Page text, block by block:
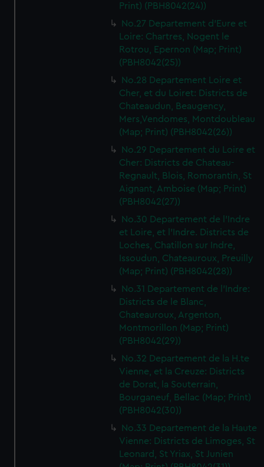
Print) (PBH8042(24))
No.27 Departement d'Eure et
Loire: Chartres, Nogent le
Rotrou, Epernon (Map; Print)
(PBH8042(25))
No.28 Departement Loire et
Cher, et du Loiret: Districts de
Chateaudun, Beaugency,
Mers,Vendomes, Montdoubleau
(Map; Print) (PBH8042(26))
No.29 Departement du Loire et
Cher: Districts de Chateau-
Regnault, Blois, Romorantin, St
Aignant, Amboise (Map; Print)
(PBH8042(27))
No.30 Departement de l'Indre
et Loire, et l'Indre. Districts de
Loches, Chatillon sur Indre,
Issoudun, Chateauroux, Preuilly
(Map; Print) (PBH8042(28))
No.31 Departement de l'Indre:
Districts de le Blanc,
Chateauroux, Argenton,
Montmorillon (Map; Print)
(PBH8042(29))
No.32 Departement de la H.te
Vienne, et la Creuze: Districts
de Dorat, la Souterrain,
Bourganeuf, Bellac (Map; Print)
(PBH8042(30))
No.33 Departement de la Haute
Vienne: Districts de Limoges, St
Leonard, St Yriax, St Junien